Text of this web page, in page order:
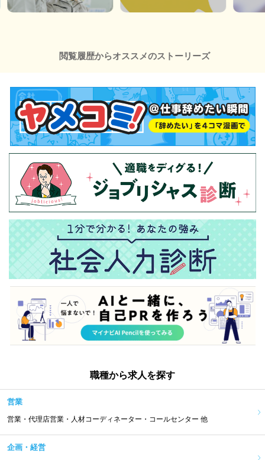
閲覧履歴からオススメのストーリーズ
職種から求人を探す
営業
営業・代理店営業・人材コーディネーター・コールセンター 他
企画・経営